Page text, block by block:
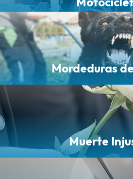
Mordeduras
Muerte